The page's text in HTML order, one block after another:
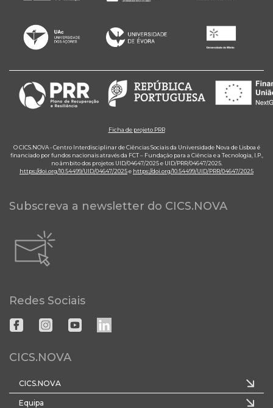
Ficha de projeto PRR
O CICS.NOVA - Centro Interdisciplinar de Ciências Sociais da Universidade Nova de Lisboa é
financiado por fundos nacionais através da FCT – Fundação para a Ciência e a Tecnologia, I.P.,
no âmbito dos projetos UID/04647/2025 e UID/PRR/04647/2025.
https://doi.org/10.54499/UID/04647/2025e https://doi.org/10.54499/UID/PRR/04647/2025
Subscreva a newsletter do CICS.NOVA
Redes Sociais
CICS.NOVA
CICS.NOVA
Equipa